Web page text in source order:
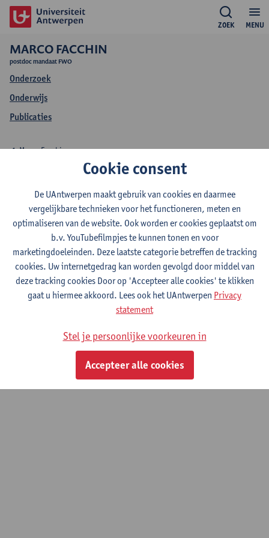
MENU
ZOEK
MARCO FACCHIN
postdoc mandaat FWO
Onderzoek
Onderwijs
Publicaties
Onderwijs Marco
Facchin
Marco Facchin
2026-2027 2025-2026 2024-2025
Philosophy of Mind and Cognition
Master of Philosophy (Research)
PrivacybeleidCookiebeleidGebruiksvoorwaarden
Cookie consent
De UAntwerpen maakt gebruik van cookies en daarmee
vergelijkbare technieken voor het functioneren, meten en
optimaliseren van de website. Ook worden er cookies geplaatst om
b.v. YouTubefilmpjes te kunnen tonen en voor
marketingdoeleinden. Deze laatste categorie betreffen de tracking
cookies. Uw internetgedrag kan worden gevolgd door middel van
deze tracking cookies Door op 'Accepteer alle cookies' te klikken
gaat u hiermee akkoord. Lees ook het UAntwerpen Privacy
statement
Stel je persoonlijke voorkeuren in
Accepteer alle cookies